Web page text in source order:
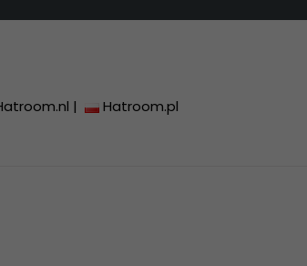
| Hatroom.pl